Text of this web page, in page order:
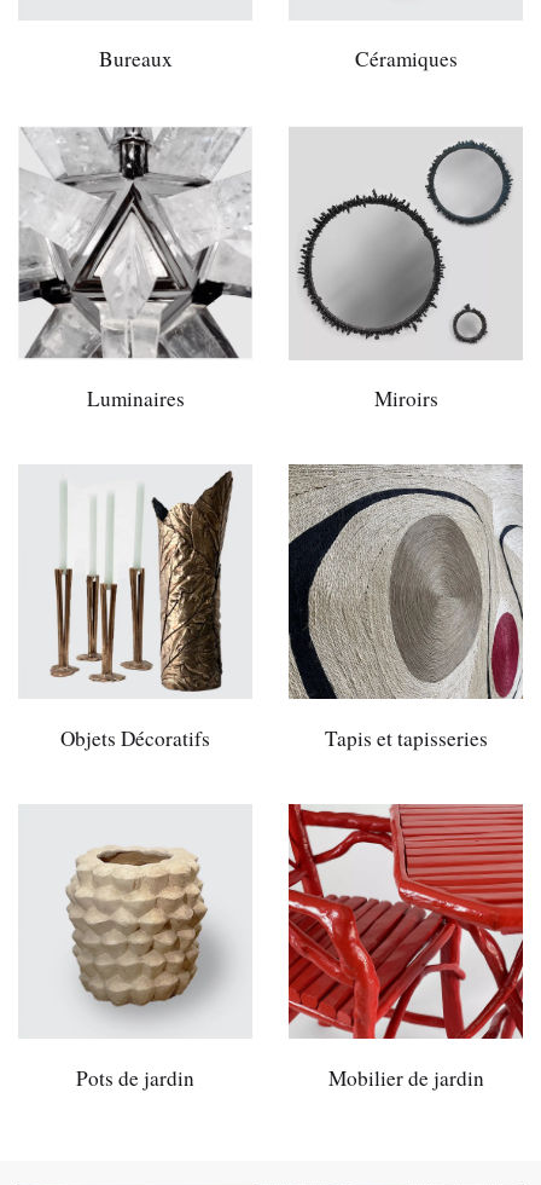
Bureaux Céramiques
Luminaires Miroirs
Objets Décoratifs Tapis et tapisseries
Pots de jardin Mobilier de jardin